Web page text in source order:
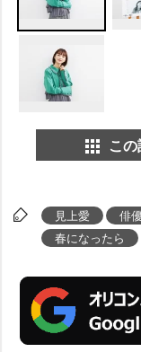
こ
見上愛 俳
春になったら